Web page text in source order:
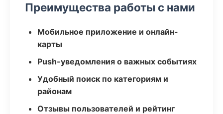
Преимущества работы с нами
Мобильное приложение и онлайн-
карты
Push-уведомления о важных событиях
Удобный поиск по категориям и
районам
Отзывы пользователей и рейтинг